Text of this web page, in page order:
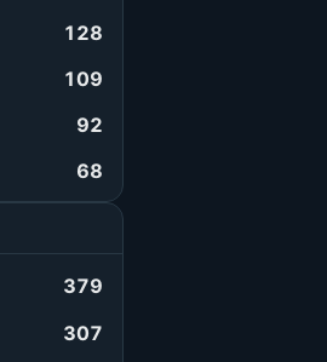
128
109
92
68
379
307